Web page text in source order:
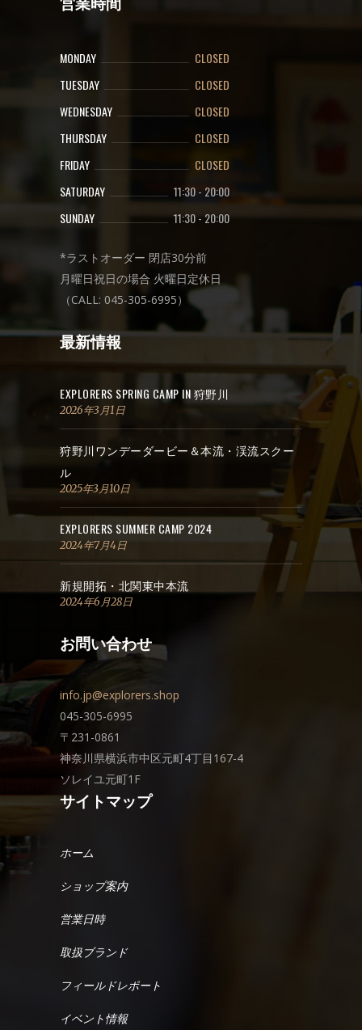
MONDAY
CLOSED
TUESDAY
CLOSED
WEDNESDAY
CLOSED
THURSDAY
CLOSED
FRIDAY
CLOSED
SATURDAY
11:30- 20:00
SUNDAY
11:30-20:00
*ラストオーダー 閉店30分前
月曜日祝日の場合 火曜日定休日
（CALL: 045-305-6995）
最新情報
EXPLORERS SPRING CAMP IN 狩野川
2026年3月1日
狩野川ワンデーダービー＆本流・渓流スクー
ル
2025年3月10日
EXPLORERS SUMMER CAMP 2024
2024年7月4日
新規開拓・北関東中本流
2024年6月28日
お問い合わせ
info.jp@explorers.shop
045-305-6995
〒231-0861
神奈川県横浜市中区元町4丁目167-4
ソレイユ元町1F
サイトマップ
ホーム
ショップ案内
営業日時
取扱ブランド
フィールドレポート
イベント情報